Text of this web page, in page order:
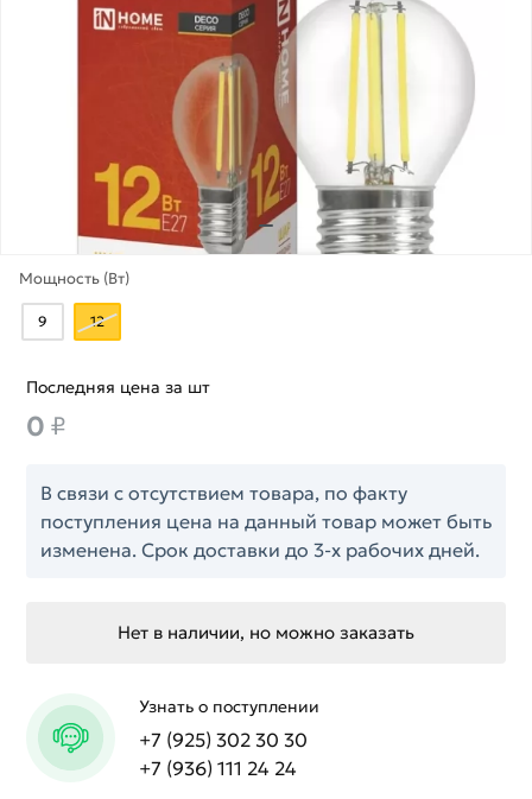
Мощность (Вт)
9 12
Последняя цена за шт
0 ₽
В связи с отсутствием товара, по факту
поступления цена на данный товар может быть
изменена. Срок доставки до 3-х рабочих дней.
Нет в наличии, но можно заказать
Узнать о поступлении
+7 (925) 302 30 30
+7 (936) 111 24 24